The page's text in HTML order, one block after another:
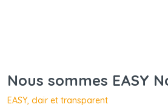
Nous sommes EASY
EASY, clair et transparent